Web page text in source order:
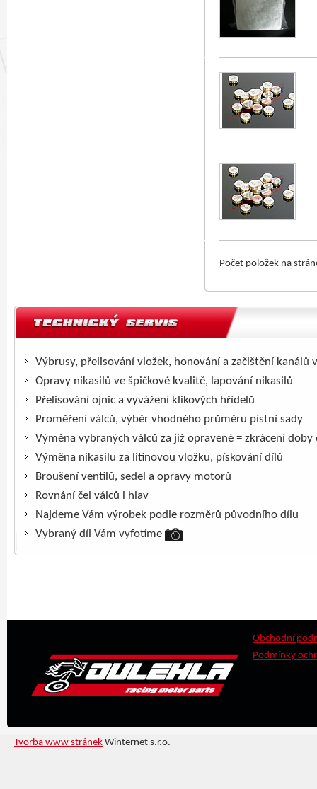
Počet položek na
Výbrusy, přelisování vložek, honování a začištění kanálů
Opravy nikasilů ve špičkové kvalitě, lapování nikasilů
Přelisování ojnic a vyvážení klikových hřídelů
Proměření válců, výběr vhodného průměru pístní sady
Výměna vybraných válců za již opravené = zkrácení doby
Výměna nikasilu za litinovou vložku, pískování dílů
Broušení ventilů, sedel a opravy motorů
Rovnání čel válců i hlav
Najdeme Vám výrobek podle rozměrů původního dílu
Vybraný díl Vám vyfotíme
Obchodní
Podmínky
Tvorba www stránek Winternet s.r.o.